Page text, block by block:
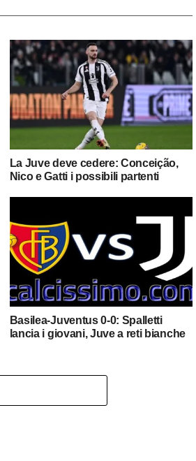
La Juve deve cedere: Conceição,
Nico e Gatti i possibili partenti
Basilea-Juventus 0-0: Spalletti
lancia i giovani, Juve a reti bianche